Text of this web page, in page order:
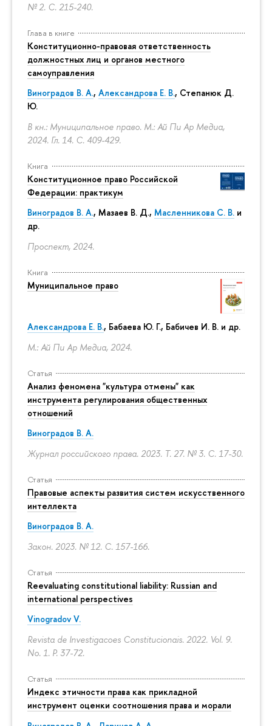
№ 2. С. 215-240.
Глава в книге
Конституционно-правовая ответственность
должностных лиц и органов местного
самоуправления
Виноградов В. А., Александрова Е. В., Степанюк Д.
Ю.
В кн.: Муниципальное право. М.: Ай Пи Ар Медиа,
2024. Гл. 14. С. 409-429.
Книга
Конституционное право Российской
Федерации: практикум
Виноградов В. А., Мазаев В. Д., Масленникова С. В. и
др.
Проспект, 2024.
Книга
Муниципальное право
Александрова Е. В., Бабаева Ю. Г., Бабичев И. В. и др.
М.: Ай Пи Ар Медиа, 2024.
Статья
Анализ феномена "культура отмены" как
инструмента регулирования общественных
отношений
Виноградов В. А.
Журнал российского права. 2023. Т. 27. № 3. С. 17-30.
Статья
Правовые аспекты развития систем искусственного
интеллекта
Виноградов В. А.
Закон. 2023. № 12. С. 157-166.
Статья
Reevaluating constitutional liability: Russian and
international perspectives
Vinogradov V.
Revista de Investigacoes Constitucionais. 2022. Vol. 9.
No. 1. P. 37-72.
Статья
Индекс этичности права как прикладной
инструмент оценки соотношения права и морали